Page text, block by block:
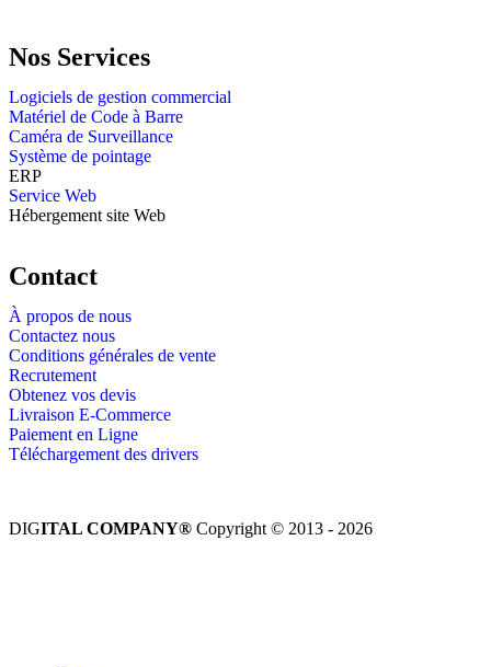
Nos Services
Logiciels de gestion commercial
Matériel de Code à Barre
Caméra de Surveillance
Système de pointage
ERP
Service Web
Hébergement site Web
Contact
À propos de nous
Contactez nous
Conditions générales de vente
Recrutement
Obtenez vos devis
Livraison E-Commerce
Paiement en Ligne
Téléchargement des drivers
DIGITAL COMPANY® Copyright © 2013 - 2026